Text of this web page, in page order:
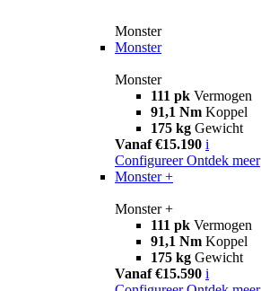
Monster
Monster
Monster
111 pk Vermogen
91,1 Nm Koppel
175 kg Gewicht
Vanaf €15.190 i
Configureer Ontdek meer
Monster +
Monster +
111 pk Vermogen
91,1 Nm Koppel
175 kg Gewicht
Vanaf €15.590 i